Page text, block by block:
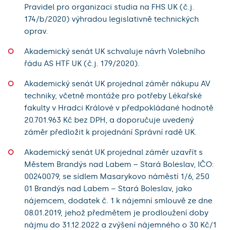
Pravidel pro organizaci studia na FHS UK (č.j.
174/b/2020) výhradou legislativně technických
oprav.
Akademický senát UK schvaluje návrh Volebního
řádu AS HTF UK (č.j. 179/2020).
Akademický senát UK projednal záměr nákupu AV
techniky, včetně montáže pro potřeby Lékařské
fakulty v Hradci Králové v předpokládané hodnotě
20.701.963 Kč bez DPH, a doporučuje uvedený
záměr předložit k projednání Správní radě UK.
Akademický senát UK projednal záměr uzavřít s
Městem Brandýs nad Labem – Stará Boleslav, IČO:
00240079, se sídlem Masarykovo náměstí 1/6, 250
01 Brandýs nad Labem – Stará Boleslav, jako
nájemcem, dodatek č. 1 k nájemní smlouvě ze dne
08.01.2019, jehož předmětem je prodloužení doby
nájmu do 31.12.2022 a zvýšení nájemného o 30 Kč/1